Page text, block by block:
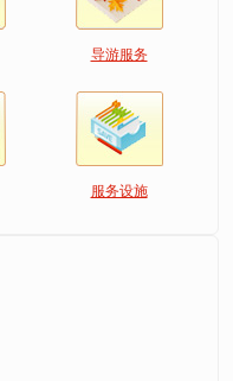
导游服务
服务设施